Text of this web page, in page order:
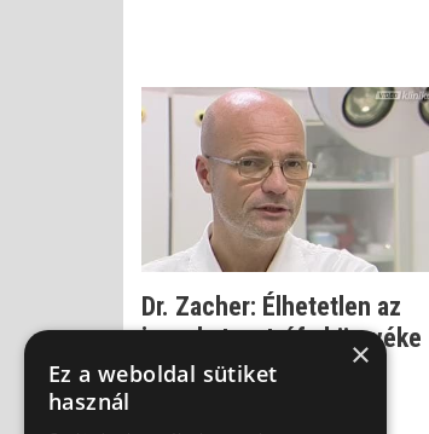
Dr. Zacher: Élhetetlen az
iszapkatasztrófa környéke
Dr. Zacher Gábor ×
Ez a weboldal sütiket
használ